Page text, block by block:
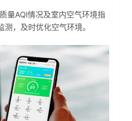
量AQI情况及室内空气环境指
，及时优化空气环境。